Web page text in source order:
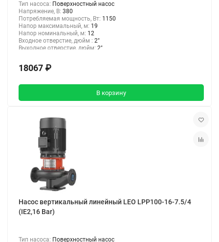
Тип насоса: Поверхностный насос
Напряжение, В: 380
Потребляемая мощность, Вт: 1150
Напор максимальный, м: 19
Напор номинальный, м: 12
Входное отверстие, дюйм : 2"
Выходное отверстие, дюйм: 2"
18067 ₽
В корзину
Насос вертикальный линейный LEO LPP100-16-7.5/4
(IE2,16 Bar)
Тип насоса: Поверхностный насос